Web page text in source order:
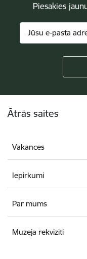
Piesakies
Ātrās saites
Vakances
Iepirkumi
Par mums
Muzeja rekvizīti